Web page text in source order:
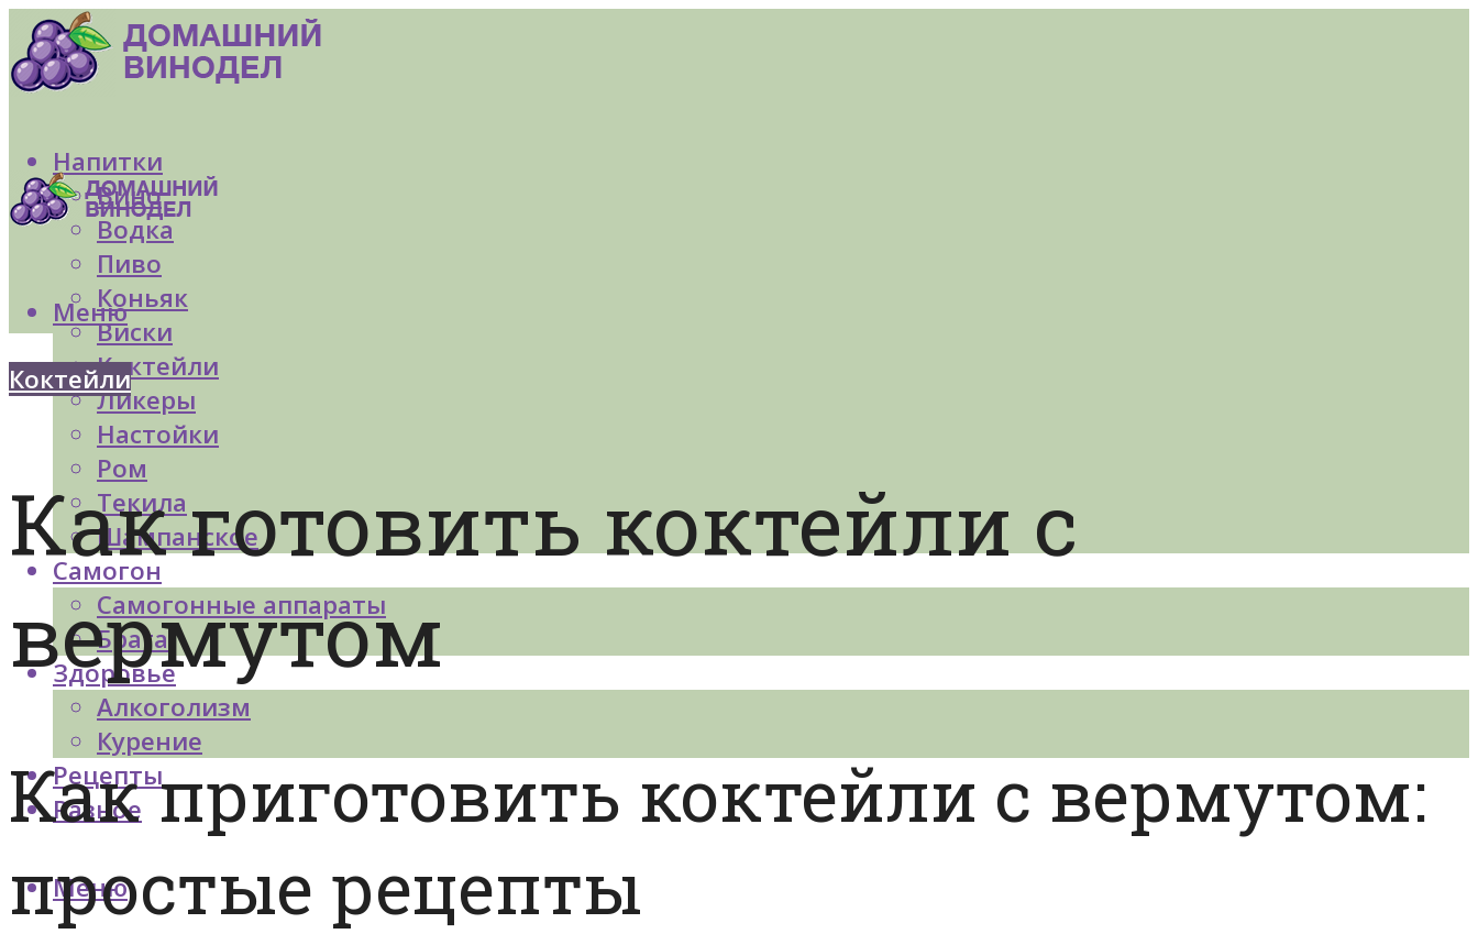
Напитки
Вино
Водка
Пиво
Коньяк
Виски
Коктейли
Ликеры
Настойки
Ром
Текила
Шампанское
Самогон
Самогонные аппараты
Брага
Здоровье
Алкоголизм
Курение
Рецепты
Разное
Меню
Меню
Коктейли
Как готовить коктейли с
вермутом
Как приготовить коктейли с вермутом:
простые рецепты